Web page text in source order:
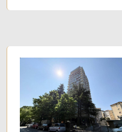
Nuova costruzione
Lusso